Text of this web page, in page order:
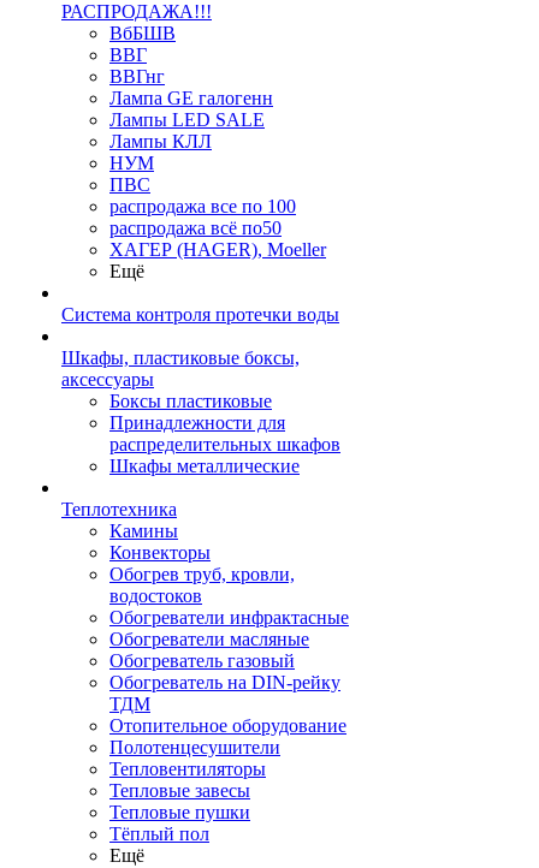
РАСПРОДАЖА!!!
ВбБШВ
ВВГ
ВВГнг
Лампа GE галогенн
Лампы LED SALE
Лампы КЛЛ
НУМ
ПВС
распродажа все по 100
распродажа всё по50
ХАГЕР (HAGER), Moeller
Ещё
Система контроля протечки воды
Шкафы, пластиковые боксы,
аксессуары
Боксы пластиковые
Принадлежности для
распределительных шкафов
Шкафы металлические
Теплотехника
Камины
Конвекторы
Обогрев труб, кровли,
водостоков
Обогреватели инфрактасные
Обогреватели масляные
Обогреватель газовый
Обогреватель на DIN-рейку
ТДМ
Отопительное оборудование
Полотенцесушители
Тепловентиляторы
Тепловые завесы
Тепловые пушки
Тёплый пол
Ещё